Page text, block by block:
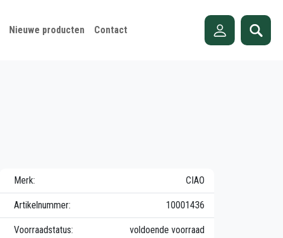
Nieuwe producten Contact
Merk: CIAO
Artikelnummer: 10001436
Voorraadstatus: voldoende voorraad